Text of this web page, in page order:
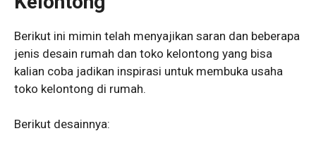
Berikut ini mimin telah menyajikan saran dan beberapa
jenis desain rumah dan toko kelontong yang bisa
kalian coba jadikan inspirasi untuk membuka usaha
toko kelontong di rumah.
Berikut desainnya: